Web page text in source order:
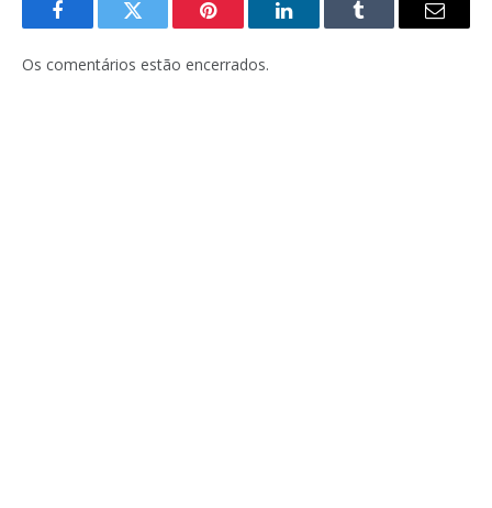
FacebookTwitter Pinterest LinkedInTumblr
E-
Os comentários estão encerrados.